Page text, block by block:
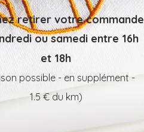
retirer votre commande
ou samedi entre 16h
et 18h
possible - en supplément -
1.5 € du km)